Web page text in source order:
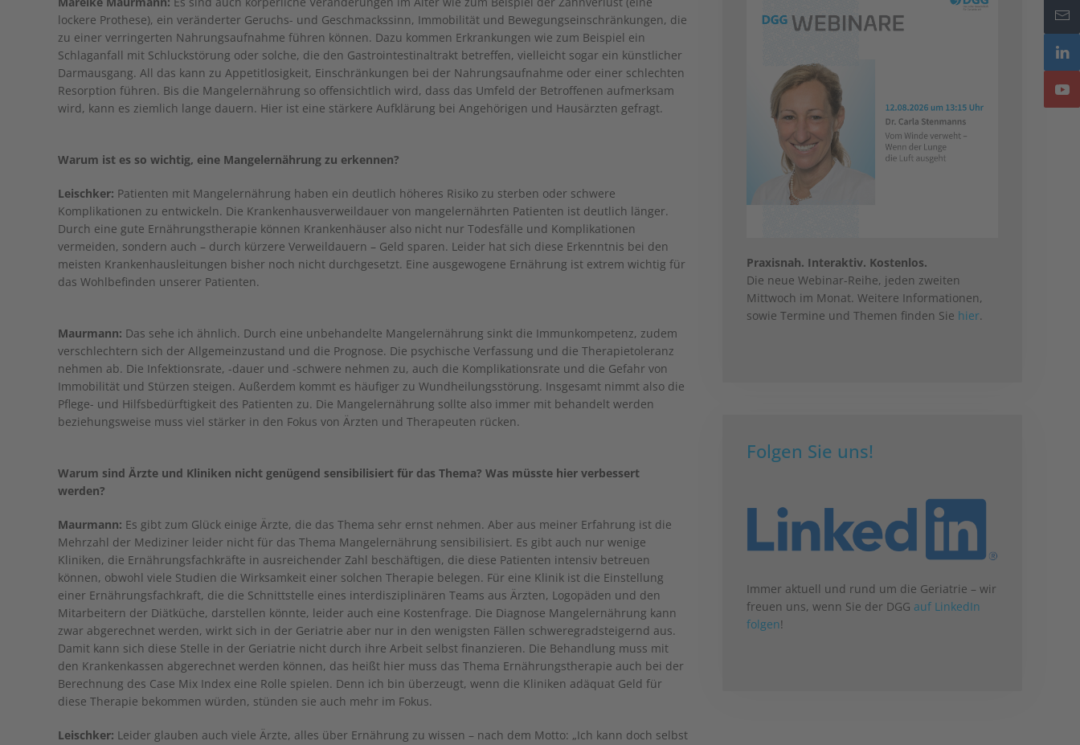
lockere Prothese), ein veränderter Geruchs- und Geschmackssinn, Immobilität und Bewegungseinschränkungen, die
zu einer verringerten Nahrungsaufnahme führen können. Dazu kommen Erkrankungen wie zum Beispiel ein
Schlaganfall mit Schluckstörung oder solche, die den Gastrointestinaltrakt betreffen, vielleicht sogar ein künstlicher
Darmausgang. All das kann zu Appetitlosigkeit, Einschränkungen bei der Nahrungsaufnahme oder einer schlechten
Resorption führen. Bis die Mangelernährung so offensichtlich wird, dass das Umfeld der Betroffenen aufmerksam
wird, kann es ziemlich lange dauern. Hier ist eine stärkere Aufklärung bei Angehörigen und Hausärzten gefragt.
Warum ist es so wichtig, eine Mangelernährung zu erkennen?
Leischker: Patienten mit Mangelernährung haben ein deutlich höheres Risiko zu sterben oder schwere
Komplikationen zu entwickeln. Die Krankenhausverweildauer von mangelernährten Patienten ist deutlich länger.
Durch eine gute Ernährungstherapie können Krankenhäuser also nicht nur Todesfälle und Komplikationen
vermeiden, sondern auch – durch kürzere Verweildauern – Geld sparen. Leider hat sich diese Erkenntnis bei den
meisten Krankenhausleitungen bisher noch nicht durchgesetzt. Eine ausgewogene Ernährung ist extrem wichtig für
das Wohlbefinden unserer Patienten.
Maurmann: Das sehe ich ähnlich. Durch eine unbehandelte Mangelernährung sinkt die Immunkompetenz, zudem
verschlechtern sich der Allgemeinzustand und die Prognose. Die psychische Verfassung und die Therapietoleranz
nehmen ab. Die Infektionsrate, -dauer und -schwere nehmen zu, auch die Komplikationsrate und die Gefahr von
Immobilität und Stürzen steigen. Außerdem kommt es häufiger zu Wundheilungsstörung. Insgesamt nimmt also die
Pflege- und Hilfsbedürftigkeit des Patienten zu. Die Mangelernährung sollte also immer mit behandelt werden
beziehungsweise muss viel stärker in den Fokus von Ärzten und Therapeuten rücken.
Warum sind Ärzte und Kliniken nicht genügend sensibilisiert für das Thema? Was müsste hier verbessert
werden?
Maurmann: Es gibt zum Glück einige Ärzte, die das Thema sehr ernst nehmen. Aber aus meiner Erfahrung ist die
Mehrzahl der Mediziner leider nicht für das Thema Mangelernährung sensibilisiert. Es gibt auch nur wenige
Kliniken, die Ernährungsfachkräfte in ausreichender Zahl beschäftigen, die diese Patienten intensiv betreuen
können, obwohl viele Studien die Wirksamkeit einer solchen Therapie belegen. Für eine Klinik ist die Einstellung
einer Ernährungsfachkraft, die die Schnittstelle eines interdisziplinären Teams aus Ärzten, Logopäden und den
Mitarbeitern der Diätküche, darstellen könnte, leider auch eine Kostenfrage. Die Diagnose Mangelernährung kann
zwar abgerechnet werden, wirkt sich in der Geriatrie aber nur in den wenigsten Fällen schweregradsteigernd aus.
Damit kann sich diese Stelle in der Geriatrie nicht durch ihre Arbeit selbst finanzieren. Die Behandlung muss mit
den Krankenkassen abgerechnet werden können, das heißt hier muss das Thema Ernährungstherapie auch bei der
Berechnung des Case Mix Index eine Rolle spielen. Denn ich bin überzeugt, wenn die Kliniken adäquat Geld für
diese Therapie bekommen würden, stünden sie auch mehr im Fokus.
Leischker: Leider glauben auch viele Ärzte, alles über Ernährung zu wissen – nach dem Motto: „Ich kann doch selbst
Praxisnah. Interaktiv. Kostenlos.
Die neue Webinar-Reihe, jeden zweiten
Mittwoch im Monat. Weitere Informationen,
sowie Termine und Themen finden Sie hier.
Folgen Sie uns!
Immer aktuell und rund um die Geriatrie – wir
freuen uns, wenn Sie der DGG auf LinkedIn
folgen!